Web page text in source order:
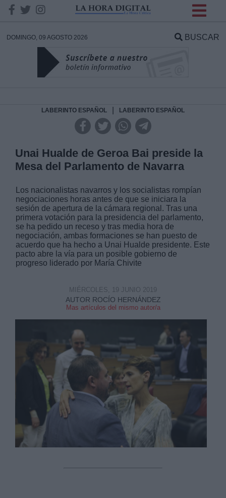
DOMINGO, 09 AGOSTO 2026 BUSCAR
LABERINTO ESPAÑOL LABERINTO ESPAÑOL
Unai Hualde de Geroa Bai preside la
Mesa del Parlamento de Navarra
Los nacionalistas navarros y los socialistas rompían
negociaciones horas antes de que se iniciara la
sesión de apertura de la cámara regional. Tras una
primera votación para la presidencia del parlamento,
se ha pedido un receso y tras media hora de
negociación, ambas formaciones se han puesto de
acuerdo que ha hecho a Unai Hualde presidente. Este
pacto abre la vía para un posible gobierno de
progreso liderado por María Chivite
AUTOR ROCÍO HERNÁNDEZ
Mas artículos del mismo autor/a
MIÉRCOLES, 19 JUNIO 2019
DATOS
Responsable:
Destinatarios:
link
Información adicional